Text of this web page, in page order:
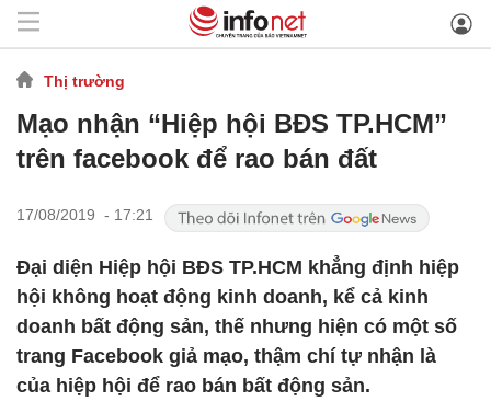
Thị trường
Mạo nhận “Hiệp hội BĐS TP.HCM”
trên facebook để rao bán đất
17/08/2019 - 17:21
Đại diện Hiệp hội BĐS TP.HCM khẳng định hiệp
hội không hoạt động kinh doanh, kể cả kinh
doanh bất động sản, thế nhưng hiện có một số
trang Facebook giả mạo, thậm chí tự nhận là
của hiệp hội để rao bán bất động sản.